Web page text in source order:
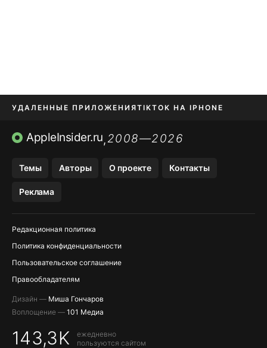
УДАЛЕННЫЕ ПРИЛОЖЕНИЯTIKTOK НА IPHONE
ПРИЛОЖЕНИЯ БЕЗ APP STORE
AppleInsider.ru,2008—2026
Темы Авторы О проекте Контакты
Реклама
Редакционная политика
Политика конфиденциальности
Пользовательское соглашение
Правообладателям
Дизайн — Миша Гончаров
Воплощение — 101 Медиа
143,3K
ежедневно
пользуются сайтом